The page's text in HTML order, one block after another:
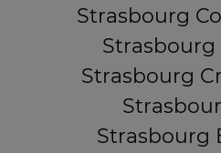
Strasbourg
Strasbourg
Strasbourg
Strasbourg